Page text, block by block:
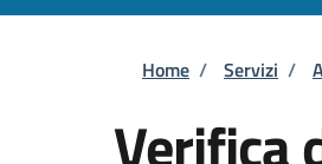
Briciole
Home / Servizi /